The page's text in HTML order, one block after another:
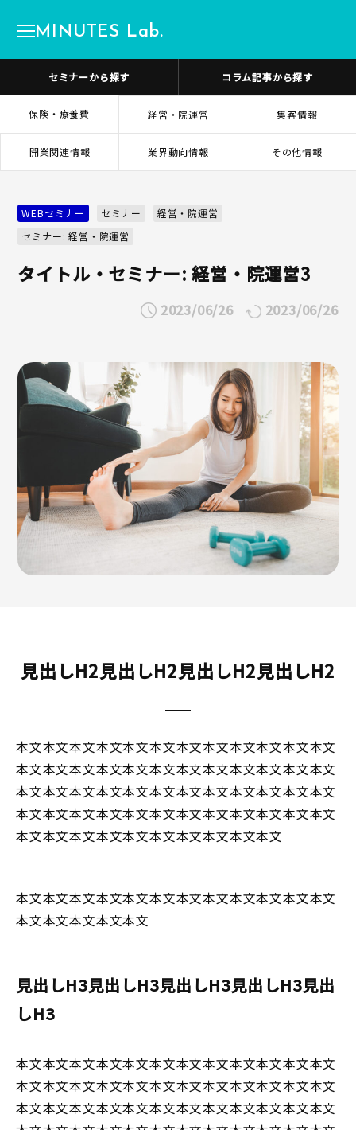
MINUTES Lab.
セミナーから探す コラム記事から探す
保険・療養費 経営・院運営 集客情報
開業関連情報 業界動向情報 その他情報
WEBセミナー セミナー
経営・院運営
セミナー: 経営・院運営
タイトル・セミナー: 経営・院運営3
2023/06/26 2023/06/26
見出しH2見出しH2見出しH2見出しH2
本文本文本文本文本文本文本文本文本文本文本文本文
本文本文本文本文本文本文本文本文本文本文本文本文
本文本文本文本文本文本文本文本文本文本文本文本文
本文本文本文本文本文本文本文本文本文本文本文本文
本文本文本文本文本文本文本文本文本文本文
本文本文本文本文本文本文本文本文本文本文本文本文
本文本文本文本文本文
見出しH3見出しH3見出しH3見出しH3見出
しH3
本文本文本文本文本文本文本文本文本文本文本文本文
本文本文本文本文本文本文本文本文本文本文本文本文
本文本文本文本文本文本文本文本文本文本文本文本文